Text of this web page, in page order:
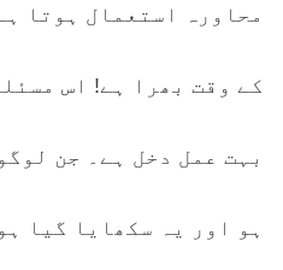
محاورہ استعمال ہوتا
کے وقت بھرا ہے! اس
بہت عمل دخل ہے۔ جن
ہو اور یہ سکھایا گیا